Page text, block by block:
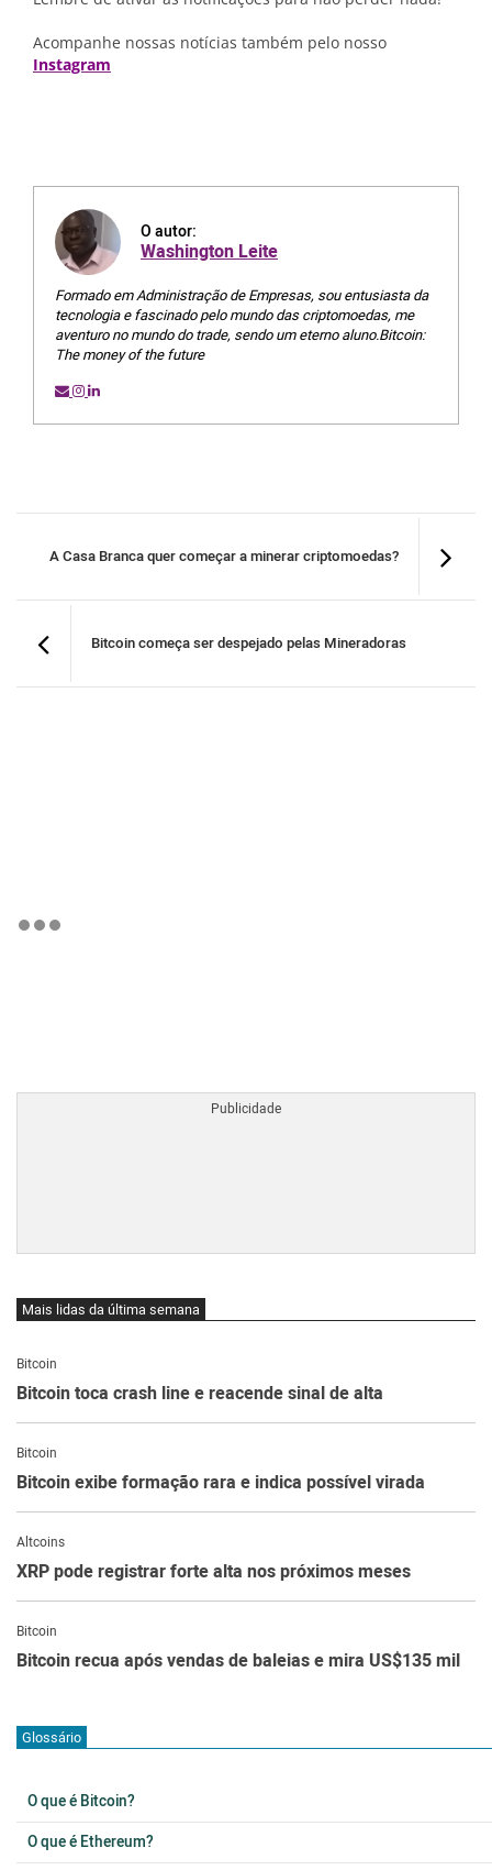
Acompanhe nossas notícias também pelo nosso
Instagram
O autor:
Washington Leite
Formado em Administração de Empresas, sou entusiasta da
tecnologia e fascinado pelo mundo das criptomoedas, me
aventuro no mundo do trade, sendo um eterno aluno.Bitcoin:
The money of the future
A Casa Branca quer começar a minerar criptomoedas?
Bitcoin começa ser despejado pelas Mineradoras
Mais lidas da última semana
Bitcoin
Bitcoin toca crash line e reacende sinal de alta
Bitcoin
Bitcoin exibe formação rara e indica possível virada
Altcoins
XRP pode registrar forte alta nos próximos meses
Bitcoin
Bitcoin recua após vendas de baleias e mira US$135 mil
Glossário
O que é Bitcoin?
O que é Ethereum?